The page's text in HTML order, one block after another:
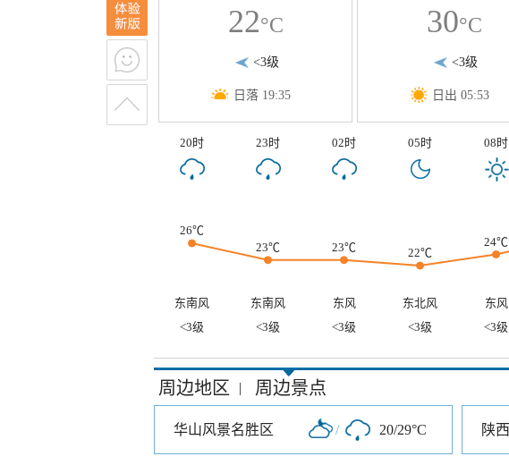
22°C
<3级
日落 19:35
30°C
<3级
日出 05:53
20时 23时 02时 05时 08时
26℃
23℃
23℃ 22℃
24℃
东南风 东南风 东风 东北风 东风
<3级
<3级 <3级 <3级 <3级
周边地区 | 周边景点
华山风景名胜区 / 20/29°C